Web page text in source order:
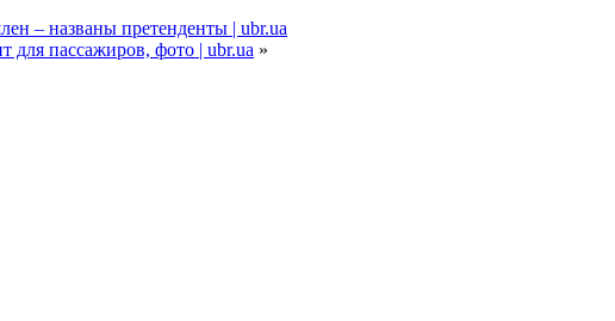
– названы претенденты | ubr.ua
для пассажиров, фото | ubr.ua »